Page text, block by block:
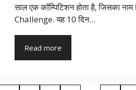
साल एक कॉम्पिटिशन होता है, जिसका
Challenge. यह 10 दिन...
Read more